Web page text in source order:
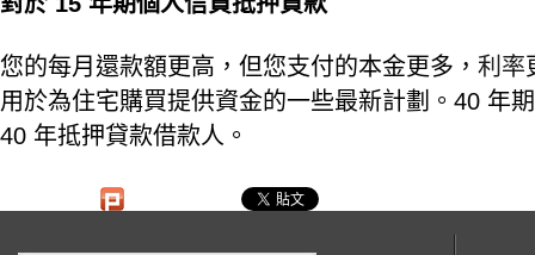
您的每月還款額更高，但您支付的本金更多， 利率
用於為住宅購買提供資金的一些最新計劃。40 年
40 年抵押貸款借款人。